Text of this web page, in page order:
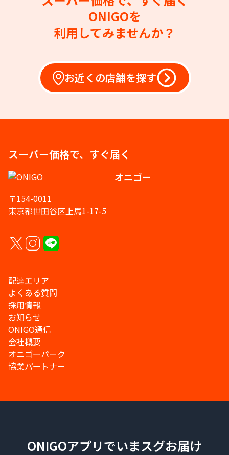
ONIGOを
利用してみませんか？
お近くの店舗を探す
スーパー価格で、すぐ届く
オニゴー
〒154-0011
東京都世田谷区上馬1-17-5
配達エリア
よくある質問
採用情報
お知らせ
ONIGO通信
会社概要
オニゴーパーク
協業パートナー
ONIGOアプリでいまスグお届け